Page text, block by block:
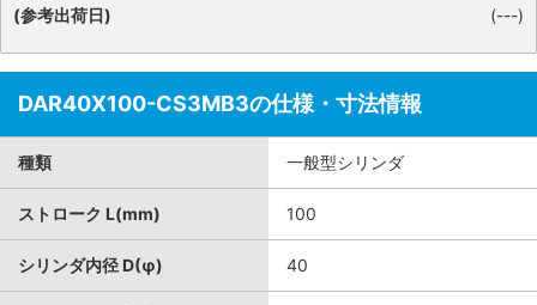
(参考出荷日)
(---)
DAR40X100-CS3MB3の仕様・寸法情報
種類 一般型シリンダ
ストローク L(mm) 100
シリンダ内径 D(φ) 40